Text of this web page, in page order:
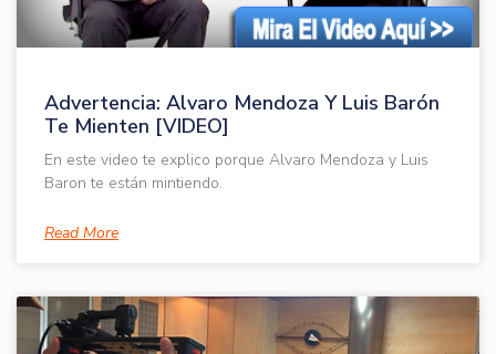
Advertencia: Alvaro Mendoza Y Luis Barón
Te Mienten [VIDEO]
En este video te explico porque Alvaro Mendoza y Luis
Baron te están mintiendo.
Read More